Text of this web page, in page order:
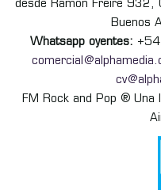
desde Ramón Freire 932,
Buenos
Whatsapp oyentes:
FM Rock and Pop ® Una